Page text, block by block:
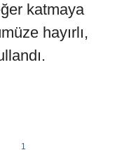
katmaya
hayırlı,